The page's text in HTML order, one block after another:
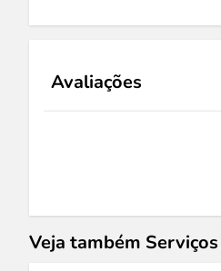
Avaliações
Veja também